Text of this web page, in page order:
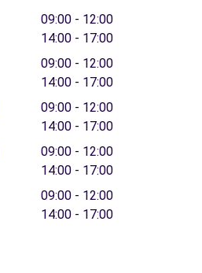
09:00 - 12:00
14:00 - 17:00
09:00 - 12:00
14:00 - 17:00
09:00 - 12:00
14:00 - 17:00
09:00 - 12:00
14:00 - 17:00
09:00 - 12:00
14:00 - 17:00